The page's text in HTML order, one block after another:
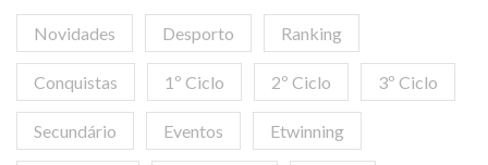
Novidades Desporto Ranking
Conquistas 1º Ciclo 2º Ciclo 3º Ciclo
Secundário Eventos Etwinning